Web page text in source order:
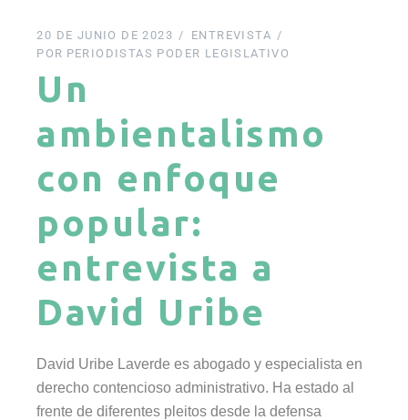
20 DE JUNIO DE 2023
ENTREVISTA
POR PERIODISTAS PODER LEGISLATIVO
Un
ambientalismo
con enfoque
popular:
entrevista a
David Uribe
David Uribe Laverde es abogado y especialista en
derecho contencioso administrativo. Ha estado al
frente de diferentes pleitos desde la defensa